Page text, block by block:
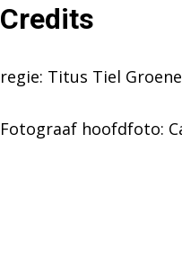
Credits
regie: Titus Tiel
Fotograaf hoofdfoto: